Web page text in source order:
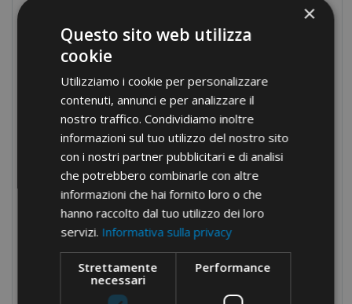
Morsettiere da quadro
Pressacavi in nylon
Pressacavi in ottone
Passo Metrico
Passo PG
Fascette
Guaine Termorestringenti
Attrezzature manuali
Attrezzature oleodinamiche
×
Questo sito web utilizza
cookie
Utilizziamo i cookie per personalizzare
contenuti, annunci e per analizzare il
nostro traffico. Condividiamo inoltre
informazioni sul tuo utilizzo del nostro sito
con i nostri partner pubblicitari e di analisi
che potrebbero combinarle con altre
informazioni che hai fornito loro o che
hanno raccolto dal tuo utilizzo dei loro
servizi. Informativa sulla privacy
Strettamente
necessari
Performance